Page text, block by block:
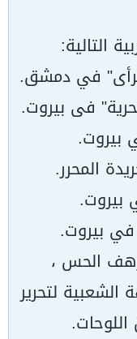
التالية:
في دمشق.
فى بيروت.
بيروت.
المحرر.
بيروت.
بيروت.
الحس ،
لتحرير